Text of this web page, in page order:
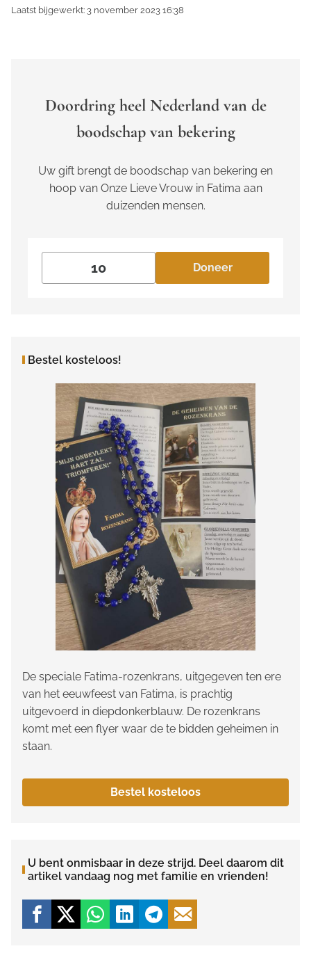
Laatst bijgewerkt: 3 november 2023 16:38
Doordring heel Nederland van de
boodschap van bekering
Uw gift brengt de boodschap van bekering en
hoop van Onze Lieve Vrouw in Fatima aan
duizenden mensen.
Doneer
Bestel kosteloos!
De speciale Fatima-rozenkrans, uitgegeven ten ere
van het eeuwfeest van Fatima, is prachtig
uitgevoerd in diepdonkerblauw. De rozenkrans
komt met een flyer waar de te bidden geheimen in
staan.
Bestel kosteloos
U bent onmisbaar in deze strijd. Deel daarom dit
artikel vandaag nog met familie en vrienden!